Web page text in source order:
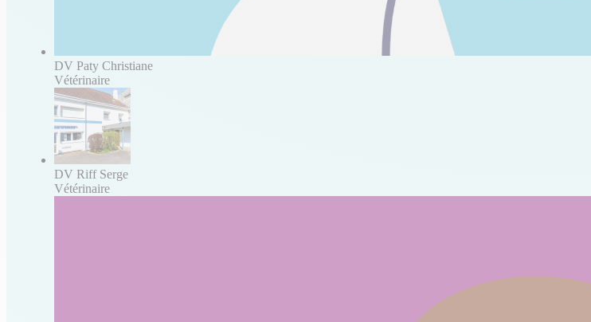
DV Paty Christiane
Vétérinaire
DV Riff Serge
Vétérinaire